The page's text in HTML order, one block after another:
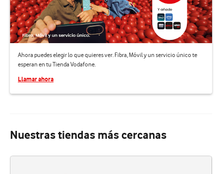
Ahora puedes elegir lo que quieres ver. Fibra, Móvil y un servicio único te
esperan en tu Tienda Vodafone.
Llamar ahora
Nuestras tiendas más cercanas